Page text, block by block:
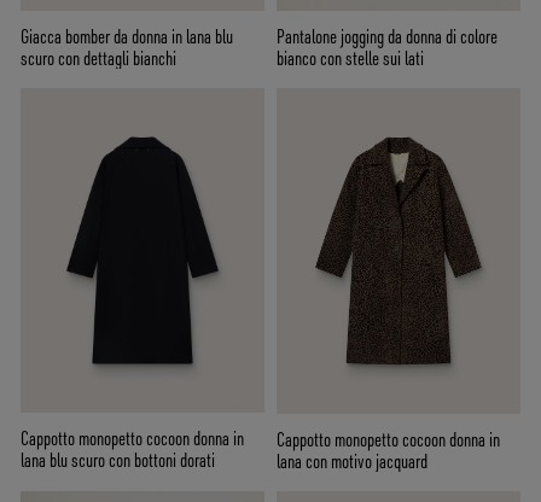
Giacca bomber da donna in lana blu
scuro con dettagli bianchi
Pantalone jogging da donna di colore
bianco con stelle sui lati
Cappotto monopetto cocoon donna in
lana blu scuro con bottoni dorati
Cappotto monopetto cocoon donna in
lana con motivo jacquard